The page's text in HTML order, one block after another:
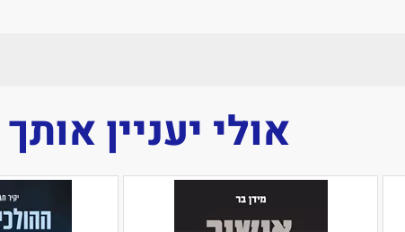
אולי יעניין